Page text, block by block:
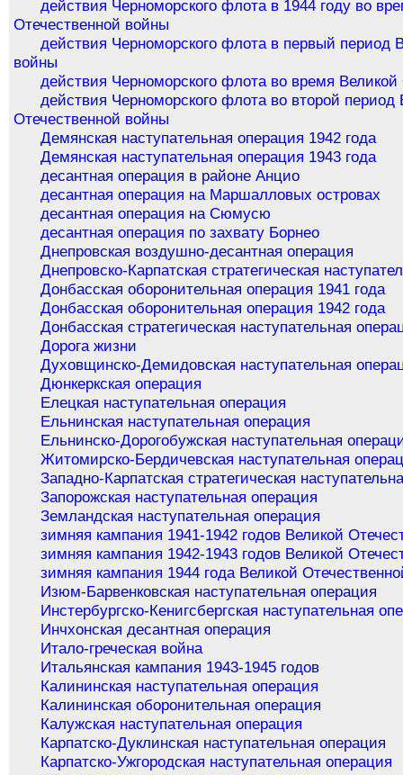
действия Черноморского флота в 1944 году во
Отечественной войны
действия Черноморского флота в первый период
войны
действия Черноморского флота во время
действия Черноморского флота во второй период
Отечественной войны
Демянская наступательная операция 1942 года
Демянская наступательная операция 1943 года
десантная операция в районе Анцио
десантная операция на Маршалловых островах
десантная операция на Сюмусю
десантная операция по захвату Борнео
Днепровская воздушно-десантная операция
Днепровско-Карпатская стратегическая
Донбасская оборонительная операция 1941 года
Донбасская оборонительная операция 1942 года
Донбасская стратегическая наступательная
Дорога жизни
Духовщинско-Демидовская наступательная
Дюнкеркская операция
Елецкая наступательная операция
Ельнинская наступательная операция
Ельнинско-Дорогобужская наступательная
Житомирско-Бердичевская наступательная
Западно-Карпатская стратегическая
Запорожская наступательная операция
Земландская наступательная операция
зимняя кампания 1941-1942 годов Великой
зимняя кампания 1942-1943 годов Великой
зимняя кампания 1944 года Великой
Изюм-Барвенковская наступательная операция
Инстербургско-Кенигсбергская наступательная
Инчхонская десантная операция
Итало-греческая война
Итальянская кампания 1943-1945 годов
Калининская наступательная операция
Калининская оборонительная операция
Калужская наступательная операция
Карпатско-Дуклинская наступательная операция
Карпатско-Ужгородская наступательная операция